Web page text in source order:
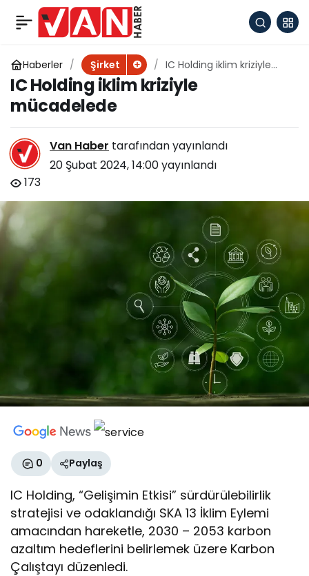
Haberler Şirket
IC Holding iklim kriziyle
mücadelede
IC Holding iklim kriziyle
mücadelede
Van Haber tarafından yayınlandı
20 Şubat 2024, 14:00yayınlandı
173
0 Paylaş
IC Holding, “Gelişimin Etkisi” sürdürülebilirlik
stratejisi ve odaklandığı SKA 13 İklim Eylemi
amacından hareketle, 2030 – 2053 karbon
azaltım hedeflerini belirlemek üzere Karbon
Çalıştayı düzenledi.
PTT Nedir ? Geçmişten
Bu Güne
Paylaş